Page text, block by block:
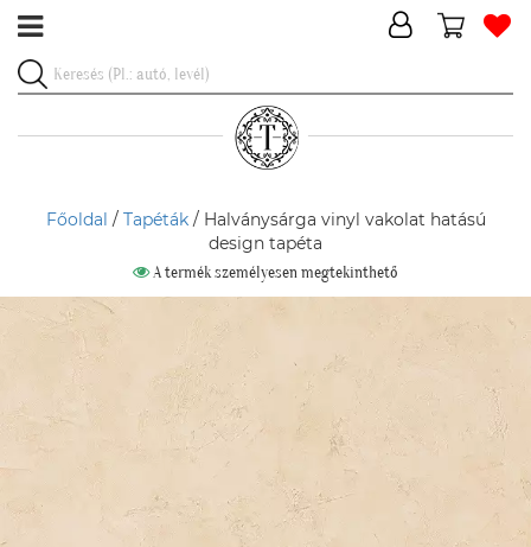
Főoldal / Tapéták/ Halványsárga vinyl vakolat hatású
design tapéta
A termék személyesen megtekinthető